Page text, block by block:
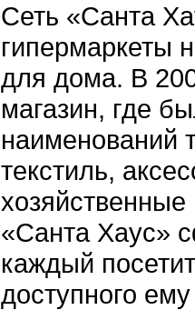
Сеть «Санта
гипермаркеты
для дома. В
магазин, где
наименований
текстиль,
«Санта Хаус»
каждый
доступного